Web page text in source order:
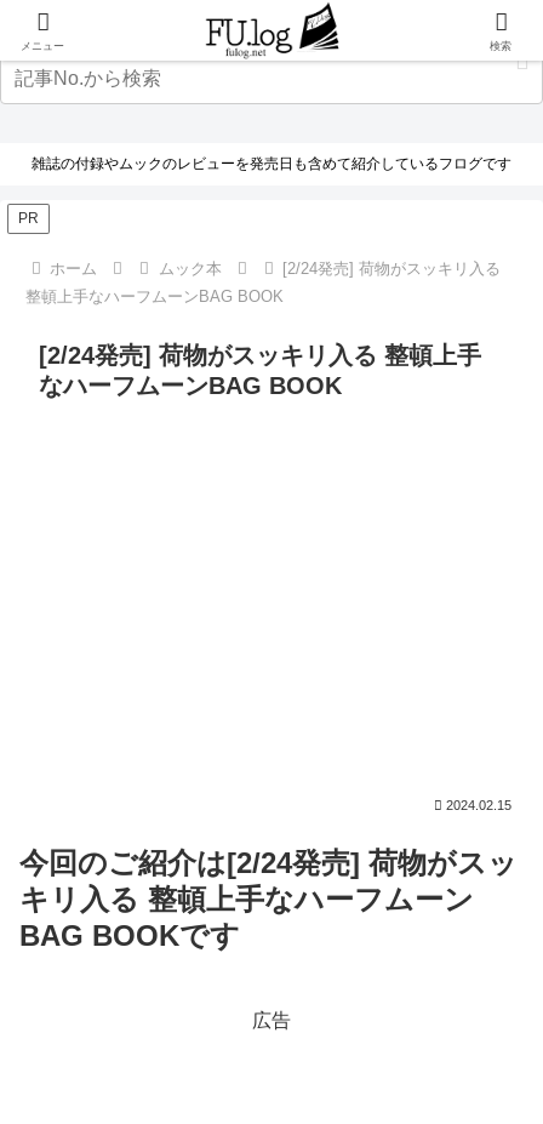
雑誌の付録やムックのレビューを発売日も含めて紹介しているフログです
PR
ホーム ムック本
[2/24発売] 荷物がスッキリ入る
整頓上手なハーフムーンBAG BOOK
[2/24発売] 荷物がスッキリ入る 整頓上手
なハーフムーンBAG BOOK
2024.02.15
今回のご紹介は[2/24発売] 荷物がスッ
キリ入る 整頓上手なハーフムーン
BAG BOOKです
広告
メニュー 検索